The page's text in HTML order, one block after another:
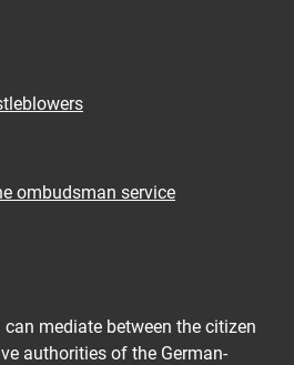
ombudsman service
mediate between the citizen
authorities of the German-